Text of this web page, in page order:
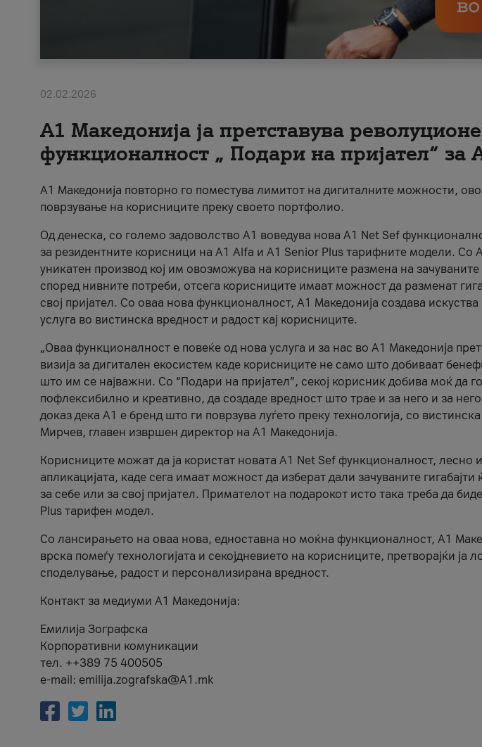
02.02.2026
А1 Македонија ја претставува
функционалност „ Подари на пријател“
А1 Македонија повторно го поместува лимитот на дигиталните можности,
поврзување на корисниците преку своето портфолио.
Од денеска, со големо задоволство А1 воведува нова A1 Net Sef
за резидентните корисници на А1 Alfa и A1 Senior Plus тарифните модели. Со
уникатен производ кој им овозможува на корисниците размена на зачуваните
според нивните потреби, отсега корисниците имаат можност да разменат
свој пријател. Со оваа нова функционалност, А1 Македонија создава
услуга во вистинска вредност и радост кај корисниците.
„Оваа функционалност е повеќе од нова услуга и за нас во А1 Македонија
визија за дигитален екосистем каде корисниците не само што добиваат
што им се најважни. Со “Подари на пријател”, секој корисник добива моќ да
пофлексибилно и креативно, да создаде вредност што трае и за него и за
доказ дека А1 е бренд што ги поврзува луѓето преку технологија, со
Мирчев, главен извршен директор на А1 Македонија.
Корисниците можат да ја користат новата А1 Net Sef функционалност, лесно
апликацијата, каде сега имаат можност да изберат дали зачуваните
за себе или за свој пријател. Примателот на подарокот исто така треба да
Plus тарифен модел.
Со лансирањето на оваа нова, едноставна но моќна функционалност, А1
врска помеѓу технологијата и секојдневието на корисниците, претворајќи ја
споделување, радост и персонализирана вредност.
Контакт за медиуми А1 Македонија:
Емилија Зографска
Корпоративни комуникации
тел. ++389 75 400505
e-mail: emilija.zografska@A1.mk